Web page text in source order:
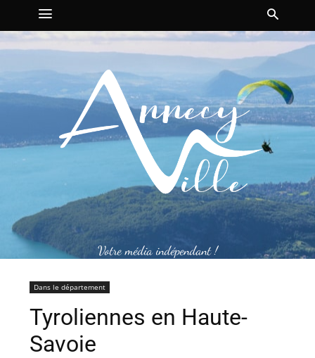
Votre média indépendant !
Dans le département
Tyroliennes en Haute-
Savoie